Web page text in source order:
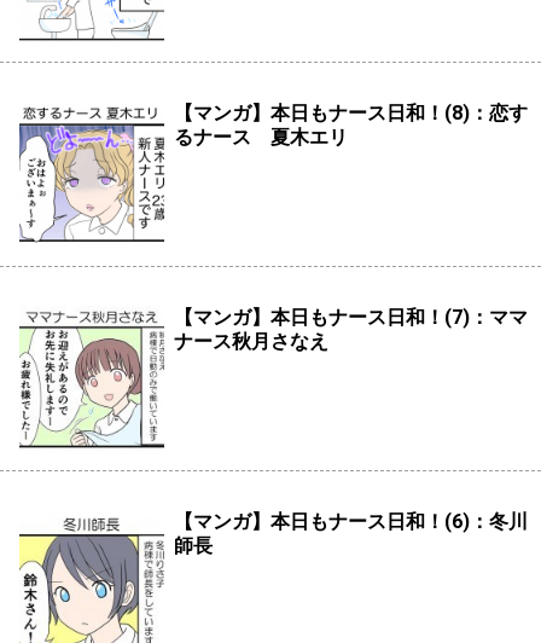
【マンガ】本日もナース日和！(8)：恋す
るナース 夏木エリ
【マンガ】本日もナース日和！(7)：ママ
ナース秋月さなえ
【マンガ】本日もナース日和！(6)：冬川
師長